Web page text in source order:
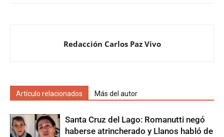
Redacción Carlos Paz Vivo
Artículo relacionados Más del autor
Santa Cruz del Lago: Romanutti negó
haberse atrincherado y Llanos habló de